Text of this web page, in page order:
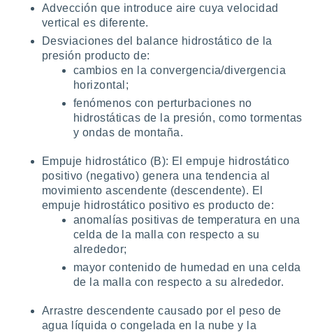
Advección que introduce aire cuya velocidad
vertical es diferente.
Desviaciones del balance hidrostático de la
presión producto de:
cambios en la convergencia/divergencia
horizontal;
fenómenos con perturbaciones no
hidrostáticas de la presión, como tormentas
y ondas de montaña.
Empuje hidrostático (B): El empuje hidrostático
positivo (negativo) genera una tendencia al
movimiento ascendente (descendente). El
empuje hidrostático positivo es producto de:
anomalías positivas de temperatura en una
celda de la malla con respecto a su
alrededor;
mayor contenido de humedad en una celda
de la malla con respecto a su alrededor.
Arrastre descendente causado por el peso de
agua líquida o congelada en la nube y la